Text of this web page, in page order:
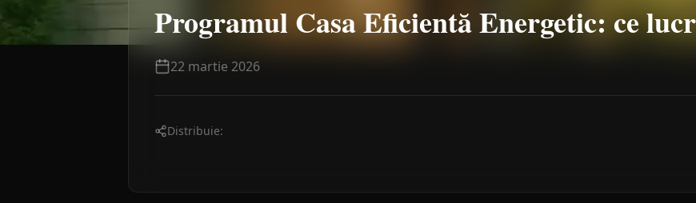
Programul Casa Eficientă Energetic: ce
22 martie 2026
Distribuie: